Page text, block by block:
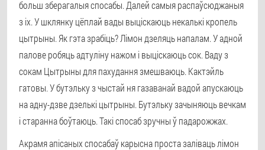
больш зберагалыя спосабы. Далей самыя распаўсюджаныя
з іх. У шклянку цёплай вады выціскаюць некалькі кропель
цытрыны. Як гэта зрабіць? Лімон дзеляць напалам. У адной
палове робяць адтуліну нажом і выціскаюць сок. Ваду з
сокам Цытрыны для пахудання змешваюць. Кактэйль
гатовы. У бутэльку з чыстай ня газаванай вадой апускаюць
на адну-дзве дзелькі цытрыны. Бутэльку зачыняюць вечкам
і старанна боўтаюць. Такі спосаб зручны ў падарожжах.
Акрамя апісаных спосабаў карысна проста заліваць лімон